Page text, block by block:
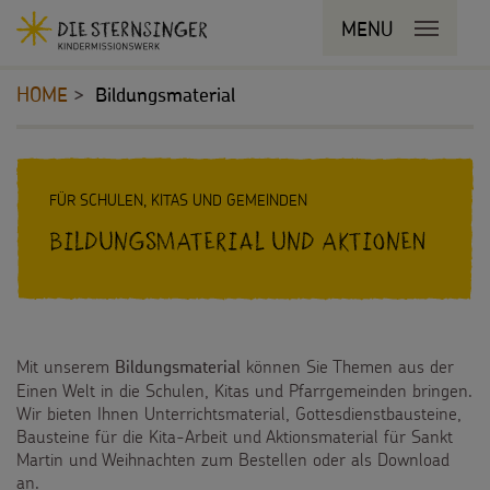
Navigationsabkürzungen
Seiteninhalt
Zur
Zur
MENU
MENU SCHLIESSEN
STERNSINGEN
Vorlagen, Lieder, Praktische Hilfen
Hintergründe und Empfehlungen
Sternsingermobil
Fotoausstellung
Bildung
Gesundheit
Für die Kita
Für die Pfarrgemeinde
befinden
HOME Bildungsmaterial
Inhalt
FÜR SCHULEN, KITAS UND GEMEINDEN
Bildungsmaterial und Aktionen
Mit unserem Bildungsmaterial können Sie Themen aus der
Einen Welt in die Schulen, Kitas und Pfarrgemeinden bringen.
Wir bieten Ihnen Unterrichtsmaterial, Gottesdienstbausteine,
Bausteine für die Kita-Arbeit und Aktionsmaterial für Sankt
Martin und Weihnachten zum Bestellen oder als Download
an.